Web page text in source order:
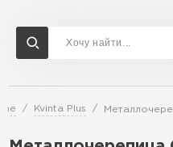
Kvinta Plus
Доставка и оплата